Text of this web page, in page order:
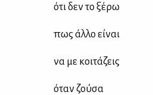
ότι δεν το ξέ­ρω
πως άλ­λο εί­ναι
να με κοι­τά­ζεις
όταν ζού­σα